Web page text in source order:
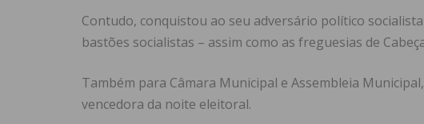
Contudo, conquistou ao seu adversário político
bastões socialistas – assim como as freguesias de
Também para Câmara Municipal e Assembleia
vencedora da noite eleitoral.